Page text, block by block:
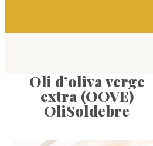
Oli d’oliva verge
extra (OOVE)
OliSoldebre